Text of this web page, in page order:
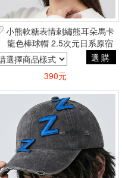
小熊軟糖表情刺繡熊耳朵馬卡
龍色棒球帽 2.5次元日系原宿
萌可愛多巴胺穿搭選購
390元